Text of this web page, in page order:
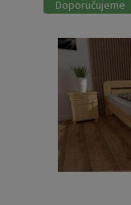
Doporučujeme